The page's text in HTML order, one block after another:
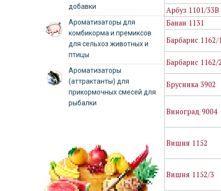
добавки
Ароматизаторы для
комбикорма и премиксов
для сельхоз животных и
птицы
Ароматизаторы
(аттрактанты) для
прикормочных смесей для
рыбалки
Арбуз 1101/33В
Банан 1131
Барбарис 1162/
Барбарис 1162/
Брусника 3902
Виноград 9004
Вишня 1152
Вишня 1152/3